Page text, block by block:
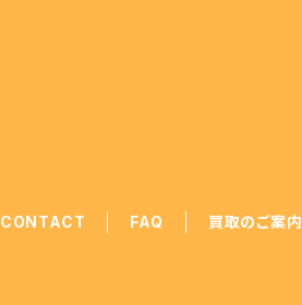
CONTACT FAQ 買取のご案内